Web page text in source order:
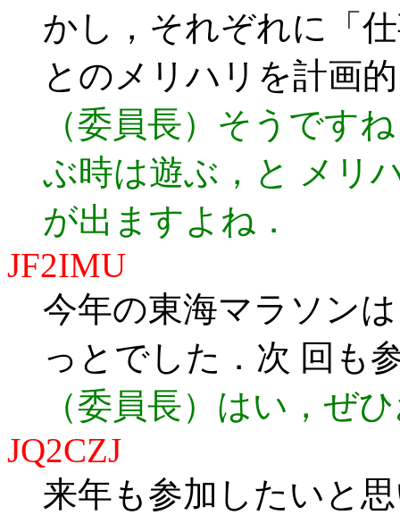
かし，それぞれに「
とのメリハリを計画
（委員長）そうです
ぶ時は遊ぶ，と メリ
が出ますよね．
JF2IMU
今年の東海マラソン
っとでした．次 回も
（委員長）はい，ぜ
JQ2CZJ
来年も参加したいと